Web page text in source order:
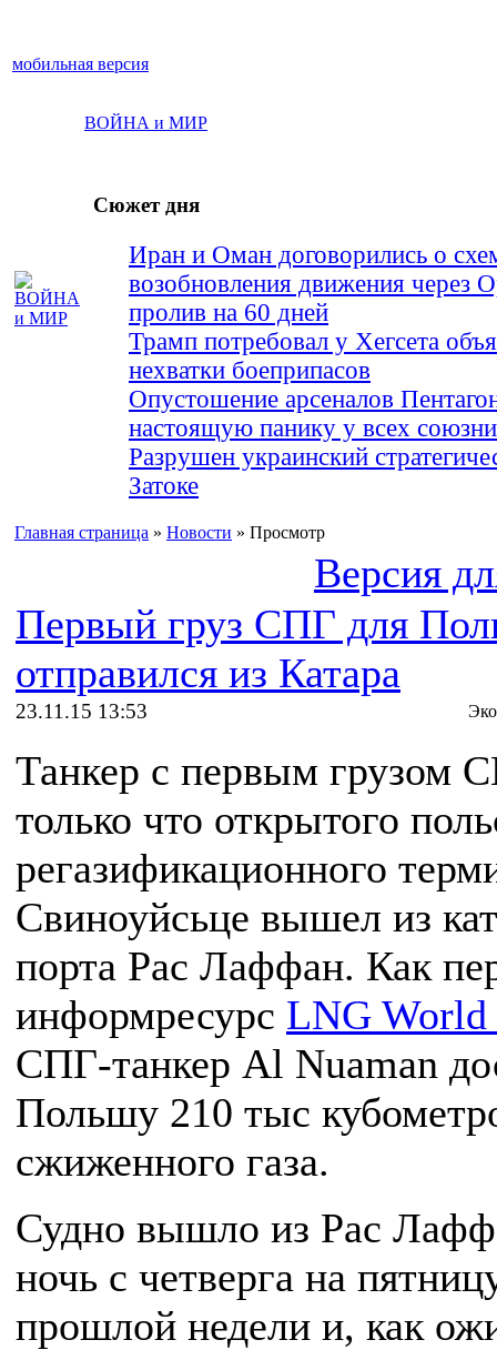
мобильная версия
ВОЙНА и МИР
Сюжет дня
Иран и Оман договорились о
возобновления движения через
пролив на 60 дней
Трамп потребовал у Хегсета
нехватки боеприпасов
Опустошение арсеналов
настоящую панику у всех
Разрушен украинский
Затоке
Главная страница » Новости » Просмотр
Версия
Первый груз СПГ для
отправился из Катара
23.11.15 13:53
Танкер с первым грузом
только что открытого
регазификационного
Свиноуйсьце вышел из
порта Рас Лаффан. Как
информресурс LNG World
СПГ-танкер Al Nuaman
Польшу 210 тыс
сжиженного газа.
Судно вышло из Рас
ночь с четверга на
прошлой недели и, как